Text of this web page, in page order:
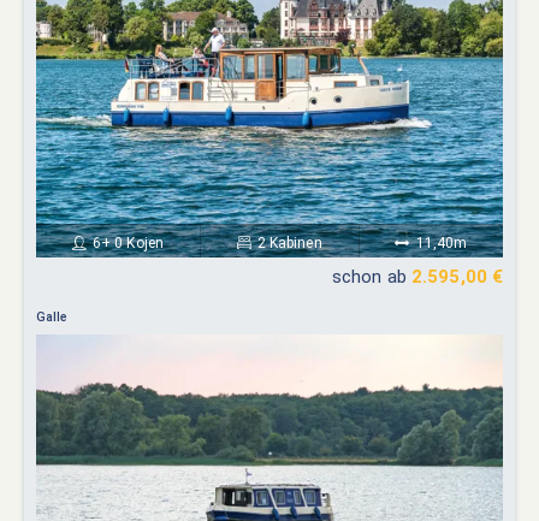
6+ 0 Kojen 2 Kabinen 11,40m
schon ab 2.595,00 €
Galle